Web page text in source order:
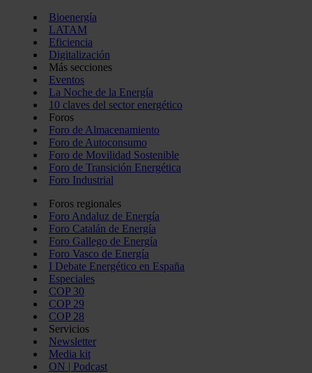
Bioenergía
LATAM
Eficiencia
Digitalización
Más secciones
Eventos
La Noche de la Energía
10 claves del sector energético
Foros
Foro de Almacenamiento
Foro de Autoconsumo
Foro de Movilidad Sostenible
Foro de Transición Energética
Foro Industrial
Foros regionales
Foro Andaluz de Energía
Foro Catalán de Energía
Foro Gallego de Energía
Foro Vasco de Energía
I Debate Energético en España
Especiales
COP 30
COP 29
COP 28
Servicios
Newsletter
Media kit
ON | Podcast